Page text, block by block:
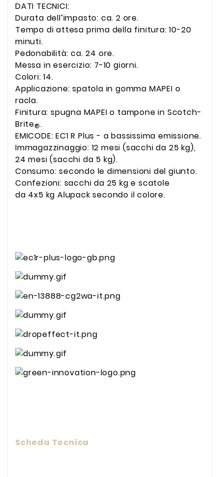
DATI TECNICI:
Durata dell’impasto: ca. 2 ore.
Tempo di attesa prima della finitura: 10-20
minuti.
Pedonabilità: ca. 24 ore.
Messa in esercizio: 7-10 giorni.
Colori: 14.
Applicazione: spatola in gomma MAPEI o
racla.
Finitura: spugna MAPEI o tampone in Scotch-
Brite®.
EMICODE: EC1 R Plus - a bassissima emissione.
Immagazzinaggio: 12 mesi (sacchi da 25 kg),
24 mesi (sacchi da 5 kg).
Consumo: secondo le dimensioni del giunto.
Confezioni: sacchi da 25 kg e scatole
da 4x5 kg Alupack secondo il colore.
Scheda Tecnica